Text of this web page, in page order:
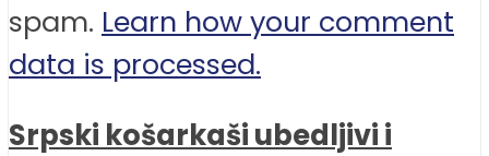
spam. Learn how your comment
data is processed.
Srpski košarkaši ubedljivi i